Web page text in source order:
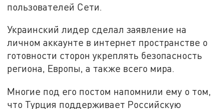
пользователей Сети.
Украинский лидер сделал заявление на
личном аккаунте в интернет пространстве о
готовности сторон укреплять безопасность
региона, Европы, а также всего мира.
Многие под его постом напомнили ему о том,
что Турция поддерживает Российскую